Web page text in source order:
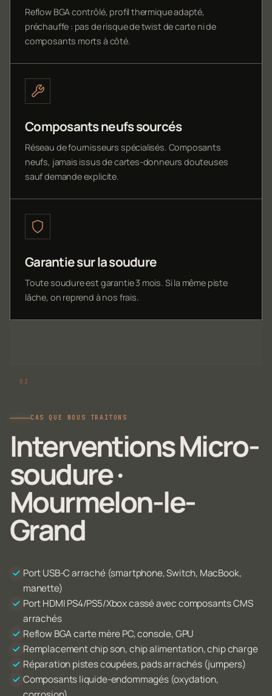
Reflow BGA contrôlé, profil thermique adapté,
préchauffe : pas de risque de twist de carte ni de
composants morts à côté.
Composants neufs sourcés
Réseau de fournisseurs spécialisés. Composants
neufs, jamais issus de cartes-donneurs douteuses
sauf demande explicite.
Garantie sur la soudure
Toute soudure est garantie 3 mois. Si la même piste
lâche, on reprend à nos frais.
CAS QUE NOUS TRAITONS
Interventions Micro-
soudure ·
Mourmelon-le-
Grand
Port USB-C arraché (smartphone, Switch, MacBook,
manette)
Port HDMI PS4/PS5/Xbox cassé avec composants CMS
arrachés
Reflow BGA carte mère PC, console, GPU
Remplacement chip son, chip alimentation, chip charge
Réparation pistes coupées, pads arrachés (jumpers)
Composants liquide-endommagés (oxydation,